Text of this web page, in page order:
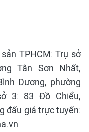
TPHCM: Trụ sở
Tân Sơn Nhất,
Dương, phường
3: 83 Đồ Chiểu,
đấu giá trực tuyến: